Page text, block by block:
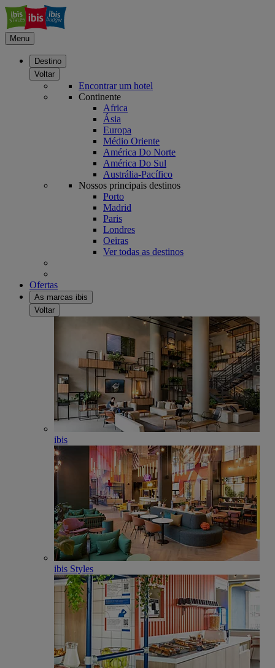
Menu
Destino
Voltar
Encontrar um hotel
Continente
Africa
Ásia
Europa
Médio Oriente
América Do Norte
América Do Sul
Austrália-Pacífico
Nossos principais destinos
Porto
Madrid
Paris
Londres
Oeiras
Ver todas as destinos
Ofertas
As marcas ibis
Voltar
ibis
ibis Styles